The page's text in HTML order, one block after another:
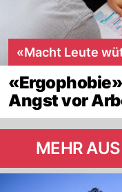
«Macht Leute
Angst vor
MEHR